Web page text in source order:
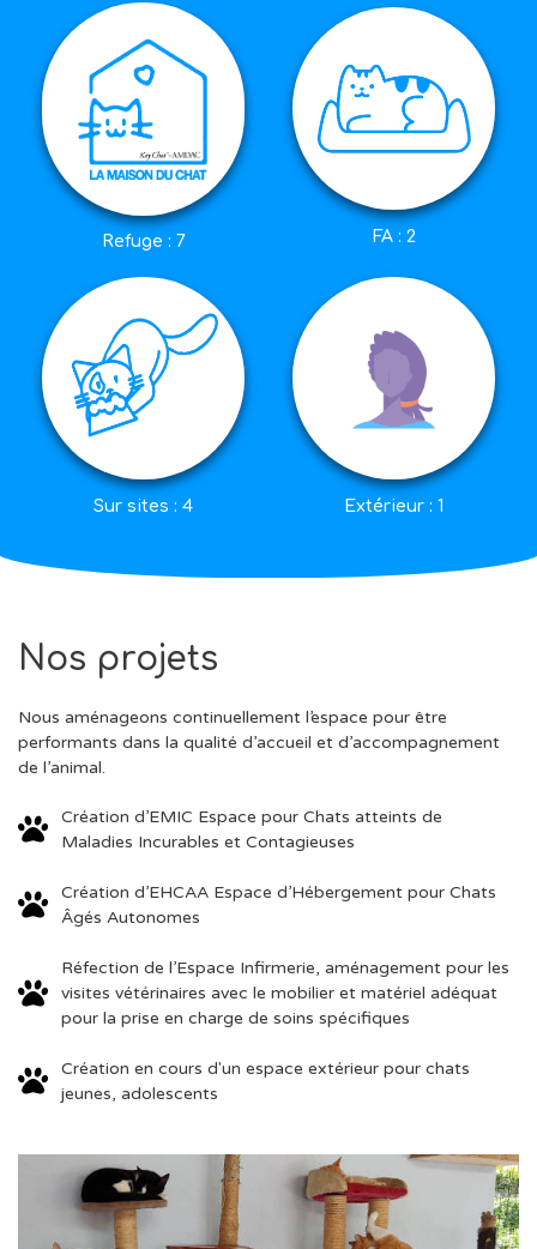
Refuge : 7 FA : 2
Sur sites : 4 Extérieur : 1
Nos projets
Nous aménageons continuellement l’espace pour être
performants dans la qualité d’accueil et d’accompagnement
de l’animal.
Création d’EMIC Espace pour Chats atteints de
Maladies Incurables et Contagieuses
Création d’EHCAA Espace d’Hébergement pour Chats
Âgés Autonomes
Réfection de l’Espace Infirmerie, aménagement pour les
visites vétérinaires avec le mobilier et matériel adéquat
pour la prise en charge de soins spécifiques
Création en cours d'un espace extérieur pour chats
jeunes, adolescents